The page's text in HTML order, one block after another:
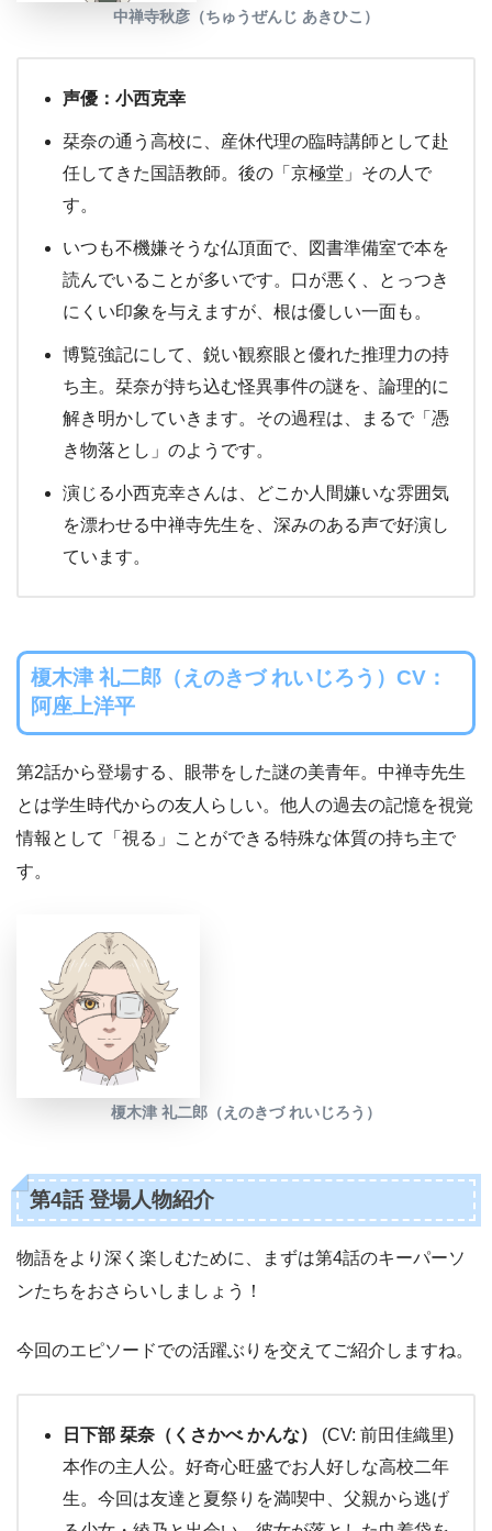
中禅寺秋彦（ちゅうぜんじ あきひこ）
声優：小西克幸
栞奈の通う高校に、産休代理の臨時講師として赴
任してきた国語教師。後の「京極堂」その人で
す。
いつも不機嫌そうな仏頂面で、図書準備室で本を
読んでいることが多いです。口が悪く、とっつき
にくい印象を与えますが、根は優しい一面も。
博覧強記にして、鋭い観察眼と優れた推理力の持
ち主。栞奈が持ち込む怪異事件の謎を、論理的に
解き明かしていきます。その過程は、まるで「憑
き物落とし」のようです。
演じる小西克幸さんは、どこか人間嫌いな雰囲気
を漂わせる中禅寺先生を、深みのある声で好演し
ています。
榎木津 礼二郎（えのきづ れいじろう）CV：
阿座上洋平
第2話から登場する、眼帯をした謎の美青年。中禅寺先生
とは学生時代からの友人らしい。他人の過去の記憶を視覚
情報として「視る」ことができる特殊な体質の持ち主で
す。
榎木津 礼二郎（えのきづ れいじろう）
第4話 登場人物紹介
物語をより深く楽しむために、まずは第4話のキーパーソ
ンたちをおさらいしましょう！
今回のエピソードでの活躍ぶりを交えてご紹介しますね。
日下部 栞奈（くさかべ かんな）
(CV: 前田佳織里)
本作の主人公。好奇心旺盛でお人好しな高校二年
生。今回は友達と夏祭りを満喫中、父親から逃げ